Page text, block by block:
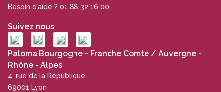
Besoin d'aide ? 01 88 32 16 00
Suivez nous
Paloma Bourgogne - Franche Comté / Auvergne -
Rhône - Alpes
4, rue de la République
69001 Lyon